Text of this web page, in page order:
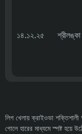
১৪.১২.২৫ শ্রীলঙ্কা
লিগ খেলায় ক্রাইওভা
গোলে হারের মাধ্যমে স্পষ্ট হয়ে